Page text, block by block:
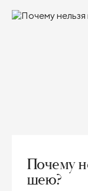
Почему
шею?